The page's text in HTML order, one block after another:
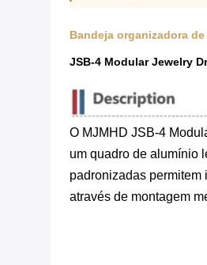
Bandeja organizadora
JSB-4 Modular Jewelry
O MJMHD JSB-4
um quadro de alumínio
padronizadas
através de montagem